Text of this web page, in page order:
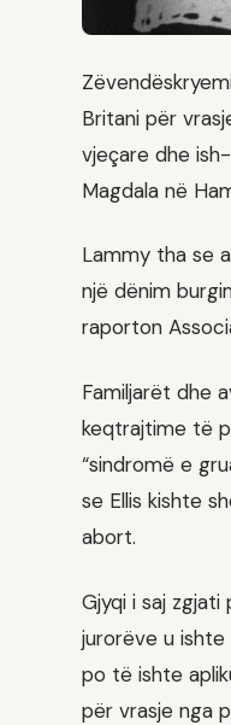
Britani për
vjeçare dhe
Magdala në
Lammy tha se
një dënim
raporton
Familjarët dhe
keqtrajtime të
“sindromë e
se Ellis kishte
abort.
Gjyqi i saj
jurorëve u
po të ishte
për vrasje nga